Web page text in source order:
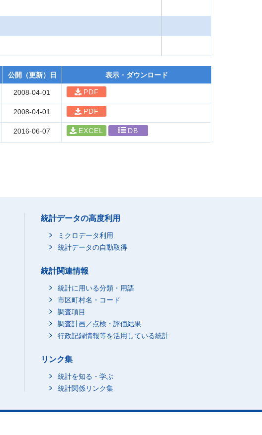
公開（更新）日 表示・ダウンロード
2008-04-01 PDF
2008-04-01 PDF
2016-06-07 EXCEL DB
統計データの高度利用
ミクロデータ利用
統計データの自動取得
統計関連情報
統計に用いる分類・用語
市区町村名・コード
調査項目
調査計画／点検・評価結果
行政記録情報等を活用している統計
リンク集
統計を知る・学ぶ
統計関係リンク集